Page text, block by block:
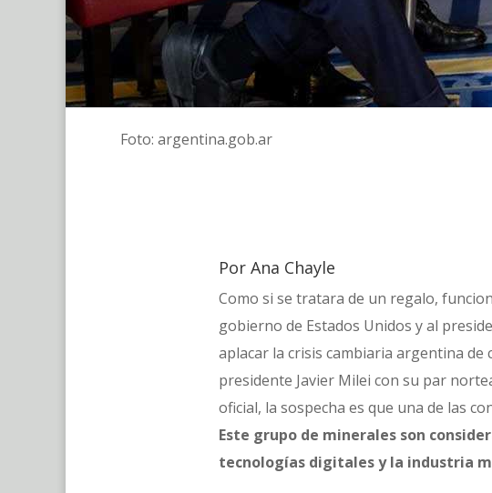
Foto: argentina.gob.ar
Por Ana Chayle
Como si se tratara de un regalo,
gobierno de Estados Unidos y al
aplacar la crisis cambiaria argentina de
presidente Javier Milei con su par
oficial, la sospecha es que una de las
Este grupo de minerales son
tecnologías digitales y la industria